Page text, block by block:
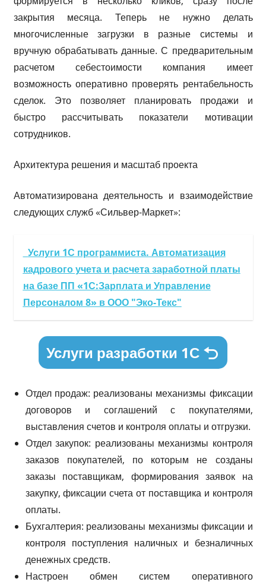
закрытия месяца. Теперь не нужно делать
многочисленные загрузки в разные системы и
вручную обрабатывать данные. С предварительным
расчетом себестоимости компания имеет
возможность оперативно проверять рентабельность
сделок. Это позволяет планировать продажи и
быстро рассчитывать показатели мотивации
сотрудников.
Архитектура решения и масштаб проекта
Автоматизирована деятельность и взаимодействие
следующих служб «Сильвер-Маркет»:
Услуги 1С программиста. Автоматизация
кадрового учета и расчета заработной платы
на базе ПП «1С:Зарплата и Управление
Персоналом 8» в ООО "Эко-Текс"
Услуги разработки 1С
Отдел продаж: реализованы механизмы фиксации
договоров и соглашений с покупателями,
выставления счетов и контроля оплаты и отгрузки.
Отдел закупок: реализованы механизмы контроля
заказов покупателей, по которым не созданы
заказы поставщикам, формирования заявок на
закупку, фиксации счета от поставщика и контроля
оплаты.
Бухгалтерия: реализованы механизмы фиксации и
контроля поступления наличных и безналичных
денежных средств.
Настроен обмен систем оперативного